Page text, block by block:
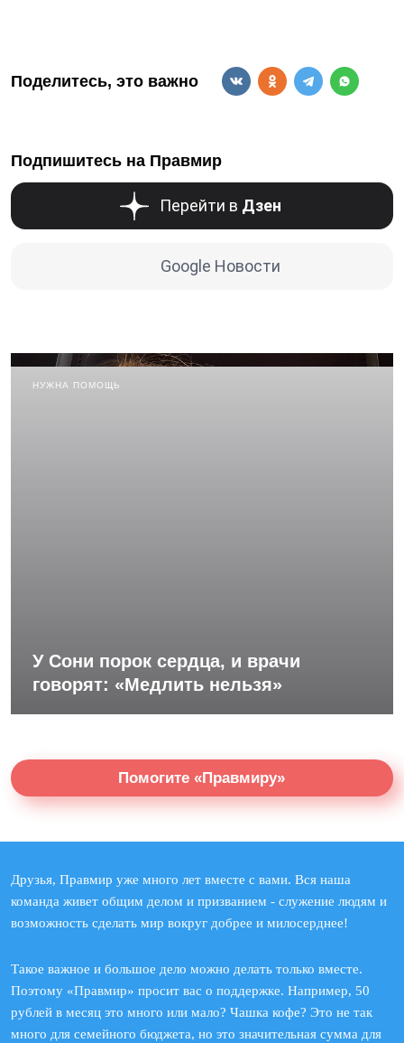
Поделитесь, это важно
Подпишитесь на Правмир
Перейти в Дзен
Google Новости
НУЖНА ПОМОЩЬ
У Сони порок сердца, и врачи
говорят: «Медлить нельзя»
Помогите «Правмиру»
Друзья, Правмир уже много лет вместе с вами. Вся наша
команда живет общим делом и призванием - служение людям и
возможность сделать мир вокруг добрее и милосерднее!
Такое важное и большое дело можно делать только вместе.
Поэтому «Правмир» просит вас о поддержке. Например, 50
рублей в месяц это много или мало? Чашка кофе? Это не так
много для семейного бюджета, но это значительная сумма для